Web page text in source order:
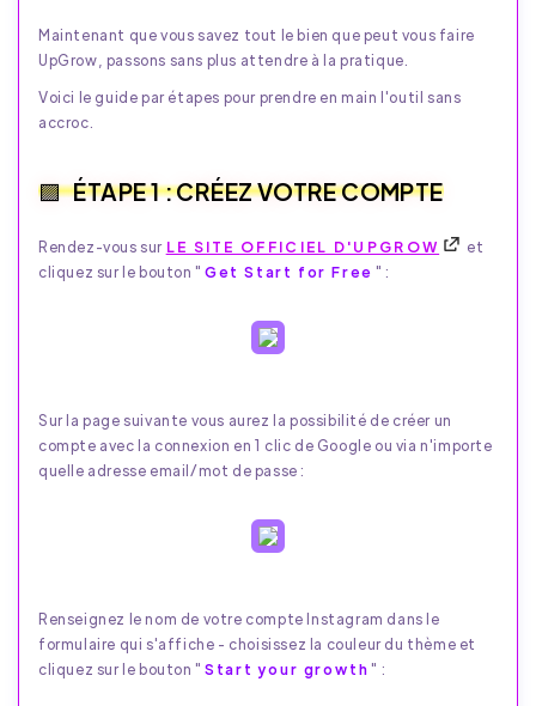
Maintenant que vous savez tout le bien que peut vous faire
UpGrow, passons sans plus attendre à la pratique.
Voici le guide par étapes pour prendre en main l'outil sans
accroc.
ÉTAPE 1 : CRÉEZ VOTRE COMPTE
Rendez-vous sur LE SITE OFFICIEL D'UPGROW
et
cliquez sur le bouton " Get Start for Free " :
Sur la page suivante vous aurez la possibilité de créer un
compte avec la connexion en 1 clic de Google ou via n'importe
quelle adresse email/mot de passe :
Renseignez le nom de votre compte Instagram dans le
formulaire qui s'affiche - choisissez la couleur du thème et
cliquez sur le bouton " Start your growth " :